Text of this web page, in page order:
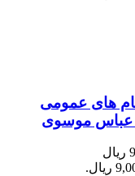
های عمومی
عباس موسوی
قیمت اصلی: 9,700,000 ریال